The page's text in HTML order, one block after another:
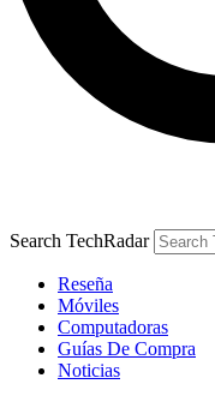
Search TechRadar
Reseña
Móviles
Computadoras
Guías De Compra
Noticias